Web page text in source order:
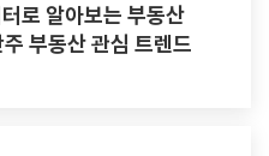
로 알아보는 부동산
부동산 관심 트렌드